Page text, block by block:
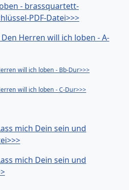
- brassquartett-
PDF-Datei>>>
Herren will ich loben - A-
will ich loben - Bb-Dur>>>
will ich loben - C-Dur>>>
mich Dein sein und
mich Dein sein und